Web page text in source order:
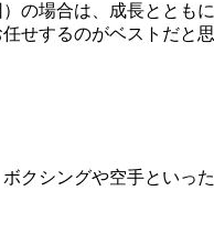
の場合は、成長ととも
せするのがベストだと思
クシングや空手といっ